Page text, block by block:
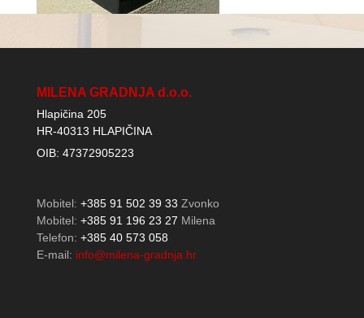
MILENA GRADNJA d.o.o.
Hlapičina 205
HR-40313 HLAPIČINA
OIB: 47372905223
Mobitel: +385 91 502 39 33 Zvonko
Mobitel: +385 91 196 23 27 Milena
Telefon: +385 40 573 058
E-mail: info@milena-gradnja.hr